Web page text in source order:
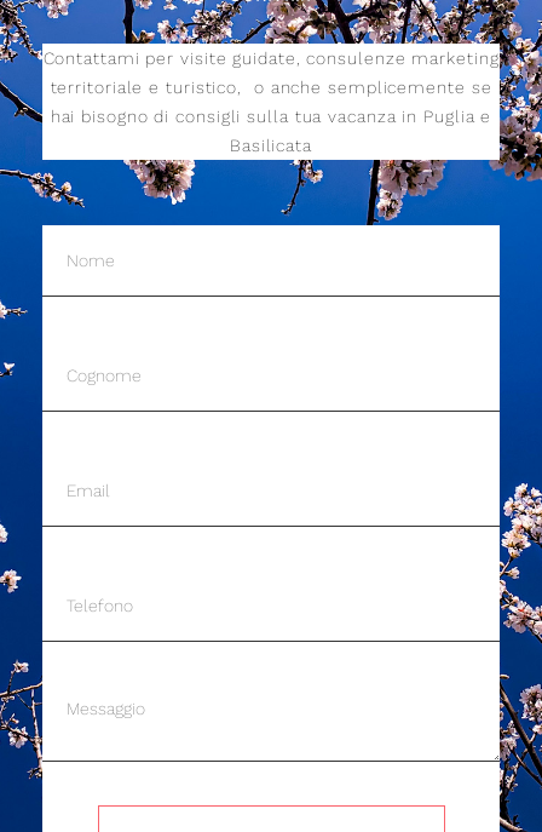
Contattami per visite guidate, consulenze marketing
territoriale e turistico, o anche semplicemente se
hai bisogno di consigli sulla tua vacanza in Puglia e
Basilicata